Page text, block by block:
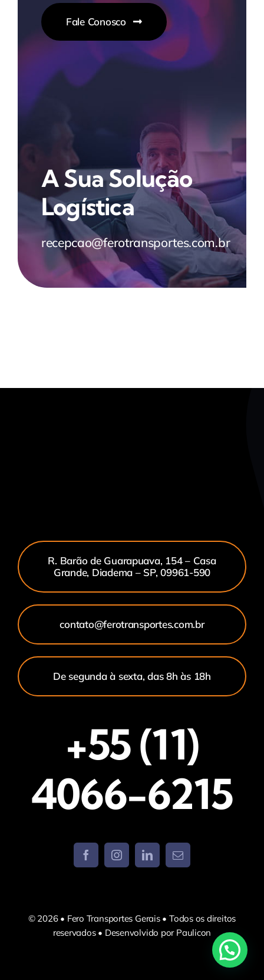
Fale Conosco
A Sua Solução
Logística
recepcao@ferotransportes.com.br
R. Barão de Guarapuava, 154 – Casa
Grande, Diadema – SP, 09961-590
contato@ferotransportes.com.br
De segunda à sexta, das 8h às 18h
+55 (11)
4066-6215
© 2026 • Fero Transportes Gerais • Todos os direitos
reservados • Desenvolvido por Paulicon